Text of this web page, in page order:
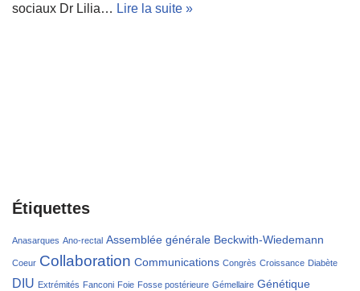
sociaux Dr Lilia… Lire la suite »
Étiquettes
Anasarques Ano-rectal Assemblée générale Beckwith-Wiedemann
Coeur Collaboration Communications Congrès Croissance Diabète
DIU Extrémités Fanconi Foie Fosse postérieure Gémellaire Génétique